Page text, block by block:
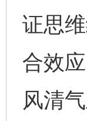
证思
合效
风清